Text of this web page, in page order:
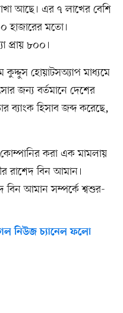
আছে। এর ৭ লাখের বেশি
হাজারের মতো।
প্রায় ৮০০।
হোয়াটসঅ্যাপ মাধ্যমে
জন্য বর্তমানে দেশের
ব্যাংক হিসাব জব্দ করেছে,
করা এক মামলায়
রাশেদ বিন আমান।
বিন আমান সম্পর্কে শ্বশুর-
নিউজ চ্যানেল ফলো